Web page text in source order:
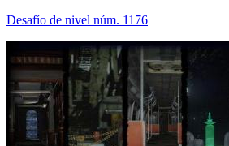
Desafío de nivel núm. 1176